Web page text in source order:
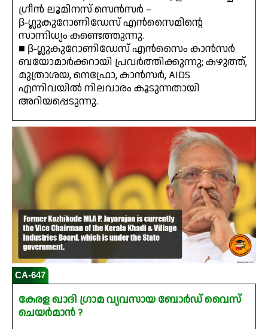
ഗ്രീൻ ലൂമിനസ് സെൻസർ –
β‑ഗ്ലുകുറോണിഡേസ് എൻസൈമിന്റെ
സാന്നിധ്യം കണ്ടെത്തുന്നു.
■ β‑ഗ്ലുകുറോണിഡേസ് എൻസൈം കാൻസർ
ബയോമാർക്കറായി പ്രവർത്തിക്കുന്നു; കഴുത്ത്,
മുത്രാശയ, നെഫ്രോ, കാൻസർ, AIDS
എന്നിവയിൽ നിലവാരം കൂടുന്നതായി
അറിയപ്പെടുന്നു.
CA-647
കേരള ഖാദി ഗ്രാമ വ്യവസായ ബോർഡ് വൈസ്
ചെയർമാൻ ?